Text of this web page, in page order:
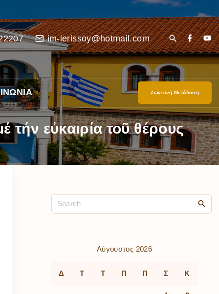
im-ierissoy@hotmail.com
Ζωντανή Μετάδοση
εὐκαιρία τοῦ θέρους
Αύγουστος 2026
Δ Τ Τ Π Π Σ Κ